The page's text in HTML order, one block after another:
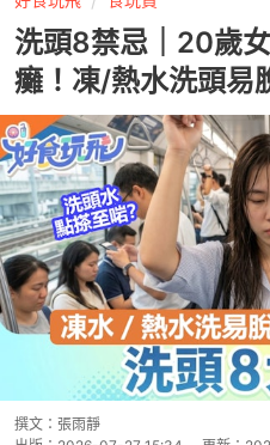
洗頭8禁忌｜20歲
癱！凍/熱水洗頭易
撰文： 張雨靜